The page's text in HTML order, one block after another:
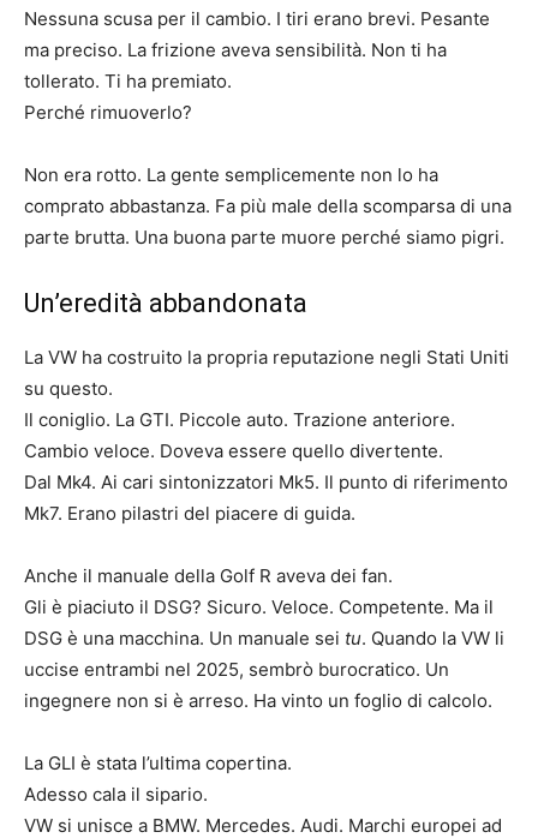
Nessuna scusa per il cambio. I tiri erano brevi. Pesante
ma preciso. La frizione aveva sensibilità. Non ti ha
tollerato. Ti ha premiato.
Perché rimuoverlo?
Non era rotto. La gente semplicemente non lo ha
comprato abbastanza. Fa più male della scomparsa di una
parte brutta. Una buona parte muore perché siamo pigri.
Un’eredità abbandonata
La VW ha costruito la propria reputazione negli Stati Uniti
su questo.
Il coniglio. La GTI. Piccole auto. Trazione anteriore.
Cambio veloce. Doveva essere quello divertente.
Dal Mk4. Ai cari sintonizzatori Mk5. Il punto di riferimento
Mk7. Erano pilastri del piacere di guida.
Anche il manuale della Golf R aveva dei fan.
Gli è piaciuto il DSG? Sicuro. Veloce. Competente. Ma il
DSG è una macchina. Un manuale sei tu. Quando la VW li
uccise entrambi nel 2025, sembrò burocratico. Un
ingegnere non si è arreso. Ha vinto un foglio di calcolo.
La GLI è stata l’ultima copertina.
Adesso cala il sipario.
VW si unisce a BMW. Mercedes. Audi. Marchi europei ad